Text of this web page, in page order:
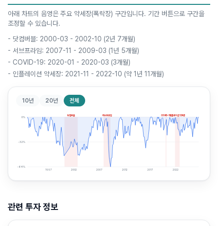
아래 차트의 음영은 주요 약세장(폭락장) 구간입니다. 기간 버튼으로 구간을
조정할 수 있습니다.
- 닷컴버블: 2000-03 - 2002-10 (2년 7개월)
- 서브프라임: 2007-11 - 2009-03 (1년 5개월)
- COVID-19: 2020-01 - 2020-03 (3개월)
- 인플레이션 약세장: 2021-11 - 2022-10 (약 1년 11개월)
10년 20년 전체
닷컴버블 서브프라임 COVID-19인플레이션 약세장
0%
-32%
-64%
1997 2002 2007 2012 2017 2022
관련 투자 정보